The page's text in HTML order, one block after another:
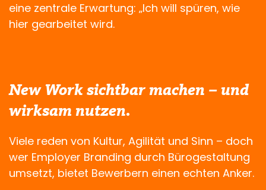
eine zentrale Erwartung: „Ich will spüren, wie
hier gearbeitet wird.
New Work sichtbar machen – und
wirksam nutzen.
Viele reden von Kultur, Agilität und Sinn – doch
wer Employer Branding durch Bürogestaltung
umsetzt, bietet Bewerbern einen echten Anker.